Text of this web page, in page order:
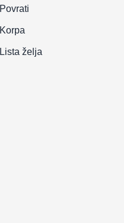
Povrati
Korpa
Lista želja